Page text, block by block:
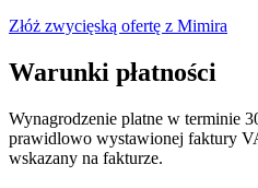
Złóż zwycięską ofertę z Mimira
Warunki płatności
Wynagrodzenie platne w terminie
prawidlowo wystawionej faktury
wskazany na fakturze.